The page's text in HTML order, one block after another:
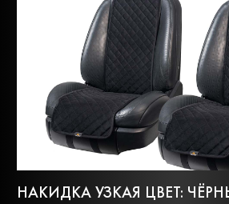
НАКИДКА УЗКАЯ ЦВЕТ: